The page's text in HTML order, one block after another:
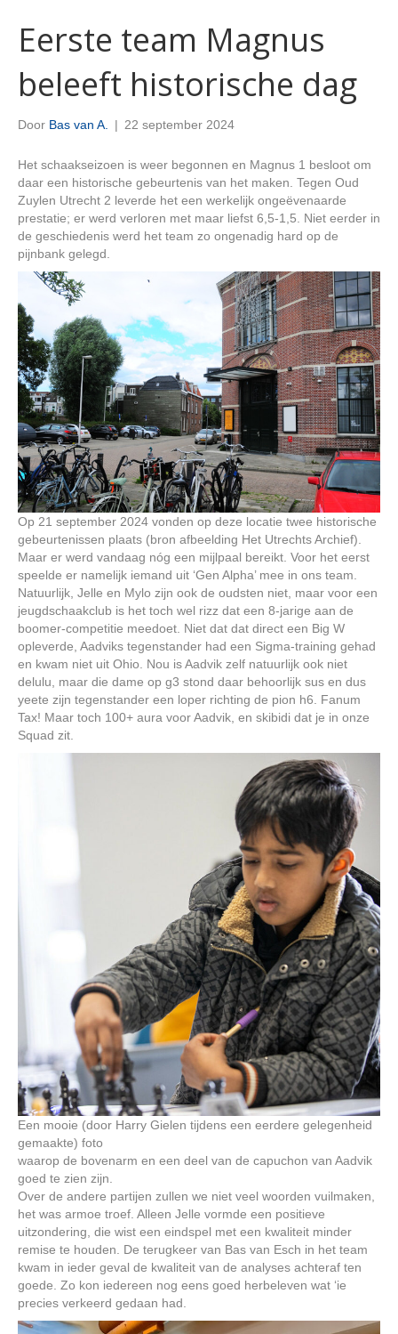
Eerste team Magnus
beleeft historische dag
Door Bas van A. | 22 september 2024
Het schaakseizoen is weer begonnen en Magnus 1 besloot om
daar een historische gebeurtenis van het maken. Tegen Oud
Zuylen Utrecht 2 leverde het een werkelijk ongeëvenaarde
prestatie; er werd verloren met maar liefst 6,5-1,5. Niet eerder in
de geschiedenis werd het team zo ongenadig hard op de
pijnbank gelegd.
Op 21 september 2024 vonden op deze locatie twee historische
gebeurtenissen plaats (bron afbeelding Het Utrechts Archief).
Maar er werd vandaag nóg een mijlpaal bereikt. Voor het eerst
speelde er namelijk iemand uit ‘Gen Alpha’ mee in ons team.
Natuurlijk, Jelle en Mylo zijn ook de oudsten niet, maar voor een
jeugdschaakclub is het toch wel rizz dat een 8-jarige aan de
boomer-competitie meedoet. Niet dat dat direct een Big W
opleverde, Aadviks tegenstander had een Sigma-training gehad
en kwam niet uit Ohio. Nou is Aadvik zelf natuurlijk ook niet
delulu, maar die dame op g3 stond daar behoorlijk sus en dus
yeete zijn tegenstander een loper richting de pion h6. Fanum
Tax! Maar toch 100+ aura voor Aadvik, en skibidi dat je in onze
Squad zit.
Een mooie (door Harry Gielen tijdens een eerdere gelegenheid
gemaakte) foto
waarop de bovenarm en een deel van de capuchon van Aadvik
goed te zien zijn.
Over de andere partijen zullen we niet veel woorden vuilmaken,
het was armoe troef. Alleen Jelle vormde een positieve
uitzondering, die wist een eindspel met een kwaliteit minder
remise te houden. De terugkeer van Bas van Esch in het team
kwam in ieder geval de kwaliteit van de analyses achteraf ten
goede. Zo kon iedereen nog eens goed herbeleven wat ‘ie
precies verkeerd gedaan had.